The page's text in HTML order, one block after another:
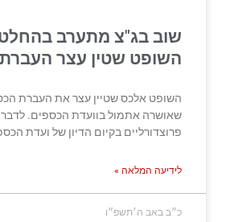
שוב בג"צ מתערב
השופט שטין עצר
השופט אלכס שטיין עצר את העברת
שאושרה אתמול בוועדת הכספים.
פרוצדורליים בקיום הדיון של ועדת
לידיעה המלאה »
כ״ב באב ה׳תשפ״ו